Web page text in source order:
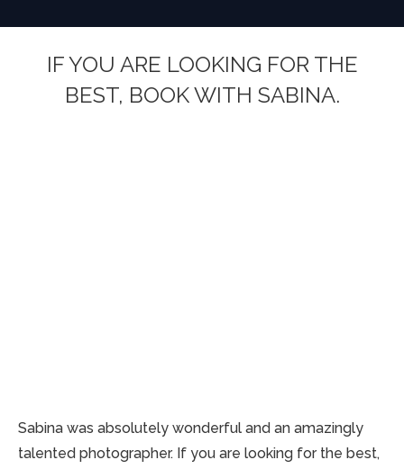
IF YOU ARE LOOKING FOR THE
BEST, BOOK WITH SABINA.
Sabina was absolutely wonderful and an amazingly
talented photographer. If you are looking for the best,